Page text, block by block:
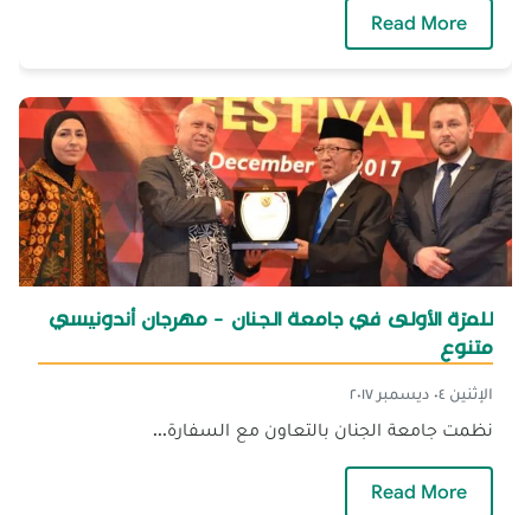
Read More
للمرّة الأولى في جامعة الجنان - مهرجان أندونيسي
متنوع
الإثنين ٠٤ ديسمبر ٢٠١٧
نظمت جامعة الجنان بالتعاون مع السفارة...
Read More